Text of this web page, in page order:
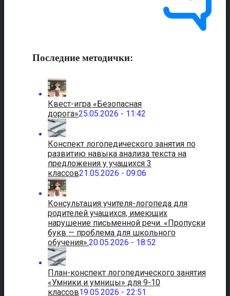
Последние методички:
Квест-игра «Безопасная
дорога»25.05.2026 - 11:42
Конспект логопедического занятия по
развитию навыка анализа текста на
предложения у учащихся 3
классов21.05.2026 - 09:06
Консультация учителя-логопеда для
родителей учащихся, имеющих
нарушение письменной речи. «Пропуски
букв — проблема для школьного
обучения».20.05.2026 - 18:52
План-конспект логопедического занятия
«Умники и умницы» для 9-10
классов19.05.2026 - 22:51